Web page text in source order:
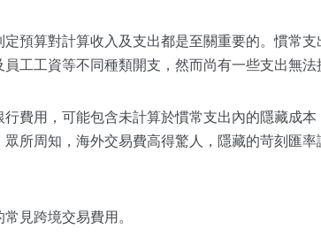
預算對計算收入及支出都是至關重要的。慣常支
工工資等不同種類開支，然而尚有一些支出無法
費用，可能包含未計算於慣常支出內的隱藏成
所周知，海外交易費高得驚人，隱藏的苛刻匯
見跨境交易費用。